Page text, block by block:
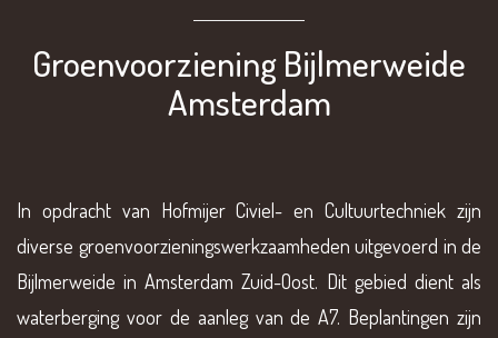
Groenvoorziening Bijlmerweide
Amsterdam
In opdracht van Hofmijer Civiel- en Cultuurtechniek zijn
diverse groenvoorzieningswerkzaamheden uitgevoerd in de
Bijlmerweide in Amsterdam Zuid-Oost. Dit gebied dient als
waterberging voor de aanleg van de A7. Beplantingen zijn